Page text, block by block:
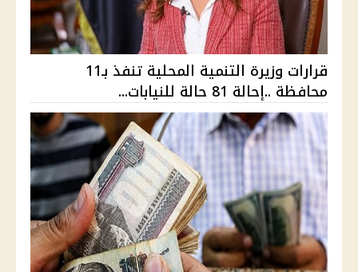
قرارات وزيرة التنمية المحلية تنفذ بـ11
محافظة ..إحالة 81 حالة للنيابات...